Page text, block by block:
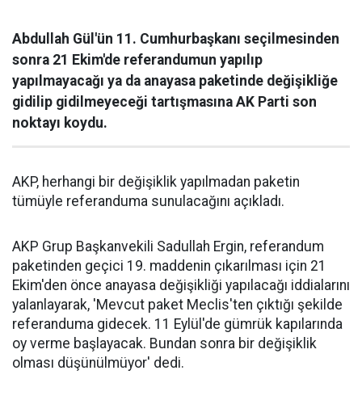
Abdullah Gül'ün 11. Cumhurbaşkanı seçilmesinden
sonra 21 Ekim'de referandumun yapılıp
yapılmayacağı ya da anayasa paketinde değişikliğe
gidilip gidilmeyeceği tartışmasına AK Parti son
noktayı koydu.
AKP, herhangi bir değişiklik yapılmadan paketin
tümüyle referanduma sunulacağını açıkladı.
AKP Grup Başkanvekili Sadullah Ergin, referandum
paketinden geçici 19. maddenin çıkarılması için 21
Ekim'den önce anayasa değişikliği yapılacağı iddialarını
yalanlayarak, 'Mevcut paket Meclis'ten çıktığı şekilde
referanduma gidecek. 11 Eylül'de gümrük kapılarında
oy verme başlayacak. Bundan sonra bir değişiklik
olması düşünülmüyor' dedi.